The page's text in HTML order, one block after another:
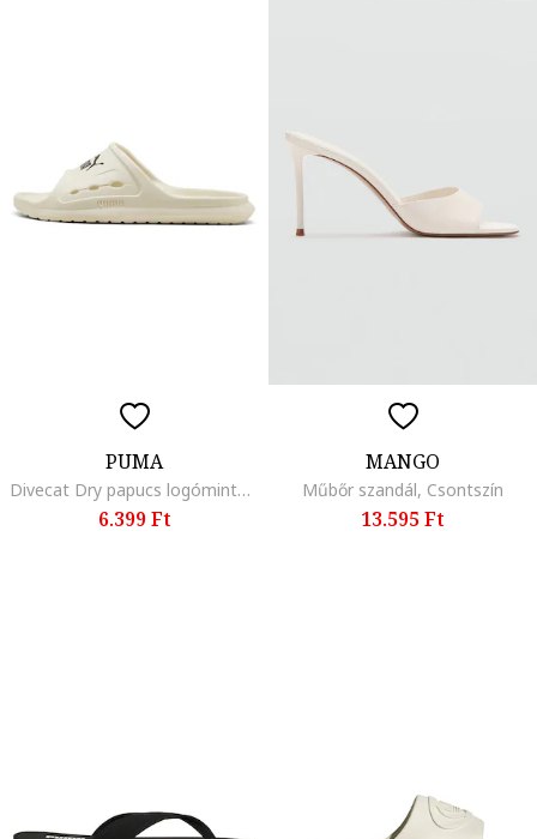
PUMA
Divecat Dry papucs logómintával, Fekete/Krémszín
6.399 Ft
MANGO
Műbőr szandál, Csontszín
13.595 Ft